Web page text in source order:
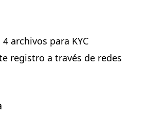
archivos para KYC
registro a través de redes